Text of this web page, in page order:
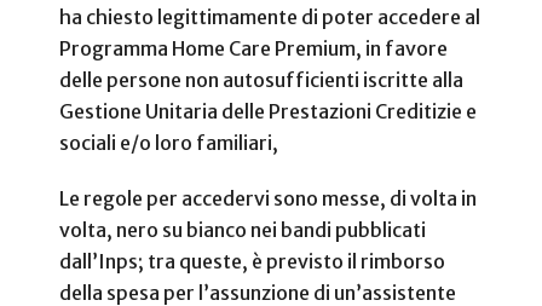
ha chiesto legittimamente di poter accedere al
Programma Home Care Premium, in favore
delle persone non autosufficienti iscritte alla
Gestione Unitaria delle Prestazioni Creditizie e
sociali e/o loro familiari,
Le regole per accedervi sono messe, di volta in
volta, nero su bianco nei bandi pubblicati
dall’Inps; tra queste, è previsto il rimborso
della spesa per l’assunzione di un’assistente